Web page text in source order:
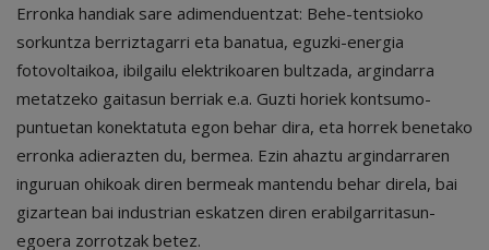
Erronka handiak sare adimenduentzat: Behe-tentsioko
sorkuntza berriztagarri eta banatua, eguzki-energia
fotovoltaikoa, ibilgailu elektrikoaren bultzada, argindarra
metatzeko gaitasun berriak e.a. Guzti horiek kontsumo-
puntuetan konektatuta egon behar dira, eta horrek benetako
erronka adierazten du, bermea. Ezin ahaztu argindarraren
inguruan ohikoak diren bermeak mantendu behar direla, bai
gizartean bai industrian eskatzen diren erabilgarritasun-
egoera zorrotzak betez.